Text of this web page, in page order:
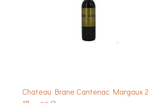
Chateau Brane Cantenac Margaux 2